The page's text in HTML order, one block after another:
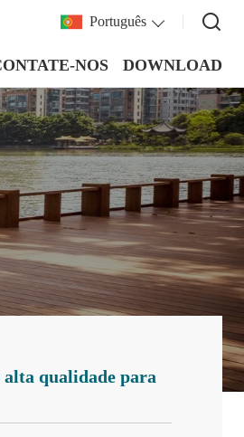
Português
NOS DOWNLOAD
alta qualidade para